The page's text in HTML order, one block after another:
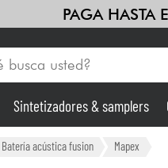
PAGA HASTA
Sintetizadores & samplers
Batería acústica fusion Mapex